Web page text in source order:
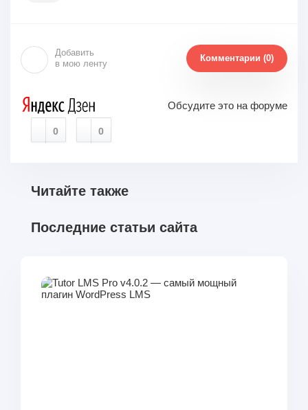
Добавить
в мою ленту
Комментарии (0)
Обсудите это на форуме
0 0
Читайте также
Последние статьи сайта